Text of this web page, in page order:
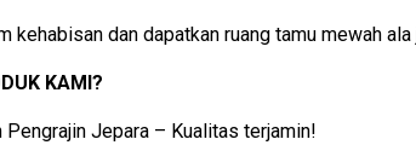
kehabisan dan dapatkan ruang tamu mewah
KAMI?
Pengrajin Jepara – Kualitas terjamin!